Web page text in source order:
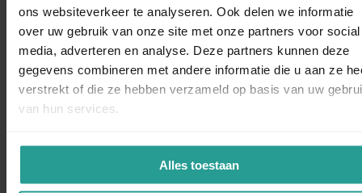
ons websiteverkeer te analyseren. Ook delen we informatie
over uw gebruik van onze site met onze partners voor social
media, adverteren en analyse. Deze partners kunnen deze
gegevens combineren met andere informatie die u aan ze
verstrekt of die ze hebben verzameld op basis van uw
van hun services.
Alles toestaan
“Kinnef Plaagdiermanagement heeft bij ons op en adequate
manier de ongedierte bestrijding uitgevoerd. Wij zijn zeer
van bestrijden en de vlotte follow up. Dit bedrijf bevelen wij